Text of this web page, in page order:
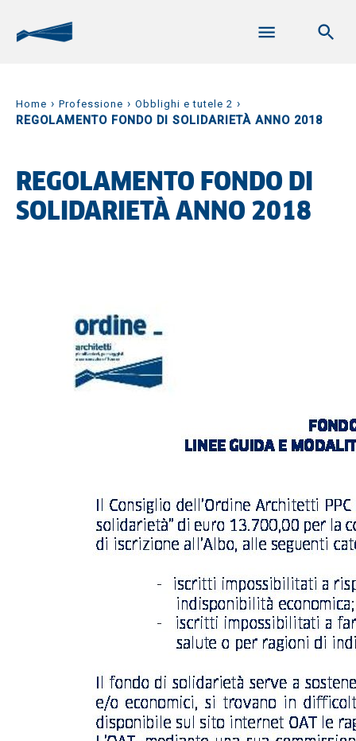
Home › Professione › Obblighi e tutele 2 ›
REGOLAMENTO FONDO DI SOLIDARIETÀ ANNO 2018
REGOLAMENTO FONDO DI
SOLIDARIETÀ ANNO 2018